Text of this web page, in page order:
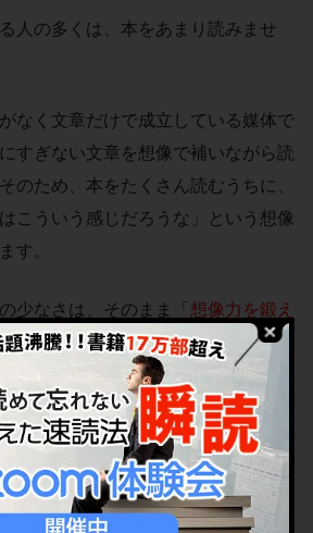
人の多くは、本をあまり読みませ
なく文章だけで成立している媒体で
すぎない文章を想像で補いながら読
のため、本をたくさん読むうちに、
こういう感じだろうな」という想像
す。
少なさは、そのまま「想像力を鍛え
します。
に10〜20代といった若者は、本は
らかのSNSをやっている人が多いで
なくても、まったく文章に触れてい
ん。